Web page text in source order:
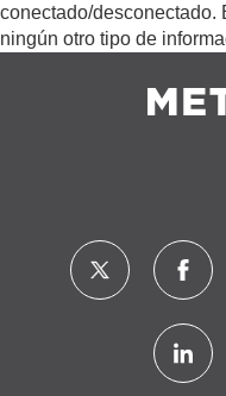
conectado/desconectado.
ningún otro tipo de